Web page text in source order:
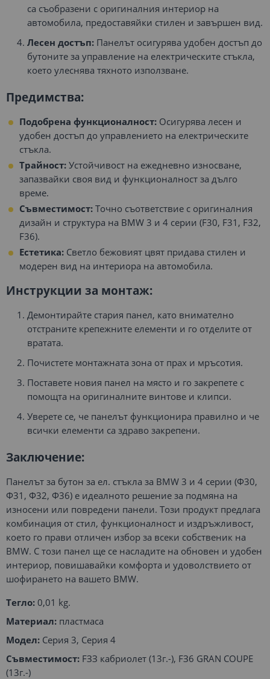
са съобразени с оригиналния интериор на
автомобила, предоставяйки стилен и завършен вид.
Лесен достъп: Панелът осигурява удобен достъп до
бутоните за управление на електрическите стъкла,
което улеснява тяхното използване.
Предимства:
Подобрена функционалност: Осигурява лесен и
удобен достъп до управлението на електрическите
стъкла.
Трайност: Устойчивост на ежедневно износване,
запазвайки своя вид и функционалност за дълго
време.
Съвместимост: Точно съответствие с оригиналния
дизайн и структура на BMW 3 и 4 серии (F30, F31, F32,
F36).
Естетика: Светло бежовият цвят придава стилен и
модерен вид на интериора на автомобила.
Инструкции за монтаж:
Демонтирайте стария панел, като внимателно
отстраните крепежните елементи и го отделите от
вратата.
Почистете монтажната зона от прах и мръсотия.
Поставете новия панел на място и го закрепете с
помощта на оригиналните винтове и клипси.
Уверете се, че панелът функционира правилно и че
всички елементи са здраво закрепени.
Заключение:
Панелът за бутон за ел. стъкла за BMW 3 и 4 серии (Ф30,
Ф31, Ф32, Ф36) е идеалното решение за подмяна на
износени или повредени панели. Този продукт предлага
комбинация от стил, функционалност и издръжливост,
което го прави отличен избор за всеки собственик на
BMW. С този панел ще се насладите на обновен и удобен
интериор, повишавайки комфорта и удоволствието от
шофирането на вашето BMW.
Тегло: 0,01 kg.
Материал: пластмаса
Модел: Серия 3, Серия 4
Съвместимост: FЗЗ кабриолет (13г.-), FЗ6 GRAN COUPE
(13г.-)